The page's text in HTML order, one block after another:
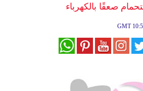
صعقًا بالكهرباء
GMT